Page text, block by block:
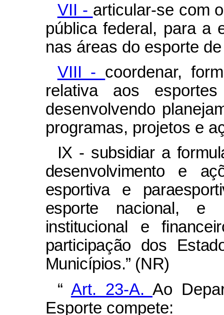
VII - articular-se com
pública federal, para a
nas áreas do esporte
VIII - coordenar,
relativa aos
desenvolvendo
programas, projetos e
IX - subsidiar a
desenvolvimento e
esportiva e
esporte nacional, e
institucional e
participação dos
Municípios.” (NR)
“ Art. 23-A. Ao
Esporte compete: